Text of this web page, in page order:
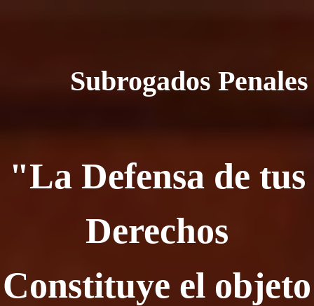
Subrogados Penales
"La Defensa de tus
Derechos
Constituye el objeto